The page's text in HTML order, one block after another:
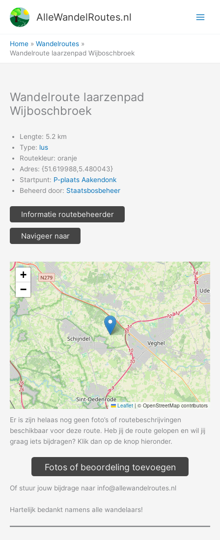
naar
AlleWandelRoutes.nl
Home
Wandelroutes
Wandelroute laarzenpad Wijboschbroek
Wandelroute laarzenpad
Wijboschbroek
Lengte: 5.2 km
Type: lus
Routekleur: oranje
Adres: {51.619988,5.480043}
Startpunt: P-plaats Aakendonk
Beheerd door: Staatsbosbeheer
Informatie routebeheerder
Navigeer naar
+
−
Leaflet | © OpenStreetMap contributors
Er is zijn helaas nog geen foto’s of routebeschrijvingen
beschikbaar voor deze route. Heb jij de route gelopen en wil jij
graag iets bijdragen? Klik dan op de knop hieronder.
Fotos of beoordeling toevoegen
Of stuur jouw bijdrage naar info@allewandelroutes.nl
Hartelijk bedankt namens alle wandelaars!